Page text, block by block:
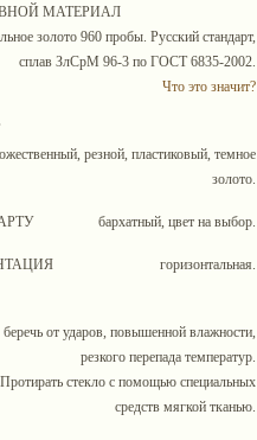
МАТЕРИАЛ
золото 960 пробы. Русский стандарт,
сплав ЗлСрМ 96-3 по ГОСТ 6835-2002.
Что это значит?
резной, пластиковый, темное
золото.
бархатный, цвет на выбор.
горизонтальная.
беречь от ударов, повышенной влажности,
резкого перепада температур.
Протирать стекло с помощью специальных
средств мягкой тканью.